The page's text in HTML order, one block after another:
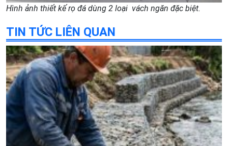
Hình ảnh thiết kế rọ đá dùng 2 loại vách ngăn đặc biệt.
TIN TỨC LIÊN QUAN